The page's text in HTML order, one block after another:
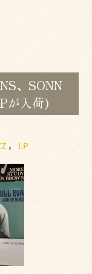
、SONN
が入荷)
， LP